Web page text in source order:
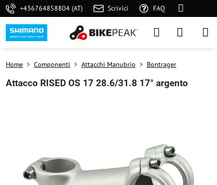
+436764858804 (AT) Scrivici FAQ
Home Componenti Attacchi Manubrio Bontrager
Attacco RISED OS 17 28.6/31.8 17° argento